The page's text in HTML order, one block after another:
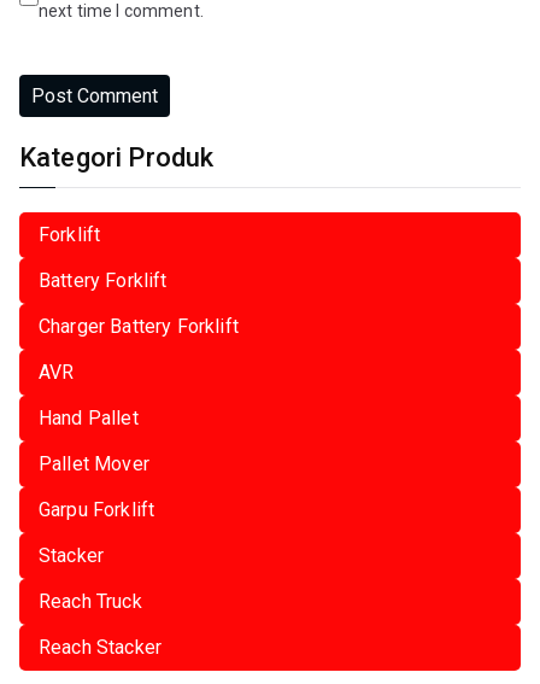
next time I comment.
Kategori Produk
Forklift
Battery Forklift
Charger Battery Forklift
AVR
Hand Pallet
Pallet Mover
Garpu Forklift
Stacker
Reach Truck
Reach Stacker